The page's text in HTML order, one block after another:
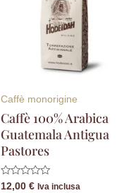
Caffè monorigine
Caffè 100% Arabica
Guatemala Antigua
Pastores
Valutato
12,00€ Iva inclusa
varianti.
Le
opzioni
possono
scelte
nella